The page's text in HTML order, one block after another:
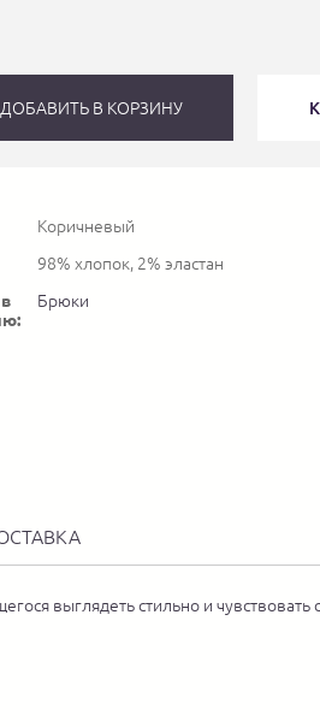
ДОБАВИТЬ В КОРЗИНУ
Коричневый
98% хлопок, 2% эластан
Брюки
выглядеть стильно и